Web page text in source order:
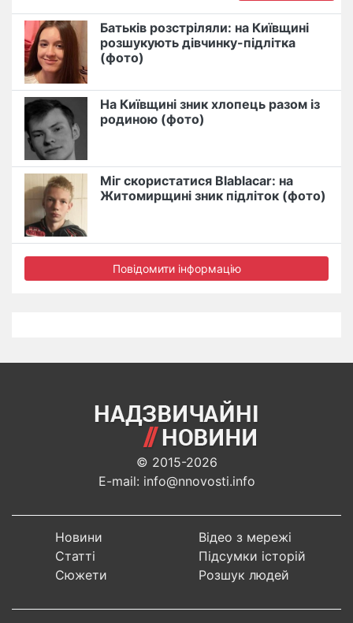
Батьків розстріляли: на Київщині
розшукують дівчинку-підлітка
(фото)
На Київщині зник хлопець разом із
родиною (фото)
Міг скористатися Blablacar: на
Житомирщині зник підліток (фото)
Повідомити інформацію
© 2015-2026
E-mail: info@nnovosti.info
Новини
Статті
Сюжети
Відео з мережі
Підсумки історій
Розшук людей